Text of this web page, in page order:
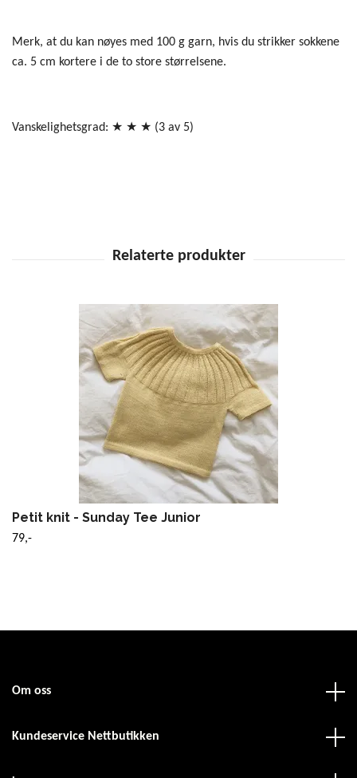
Merk, at du kan nøyes med 100 g garn, hvis du strikker sokkene
ca. 5 cm kortere i de to store størrelsene.
Vanskelighetsgrad: ★ ★ ★ (3 av 5)
Petit knit - Sunday Tee Junior
79,-
Om oss
Kundeservice Nettbutikken